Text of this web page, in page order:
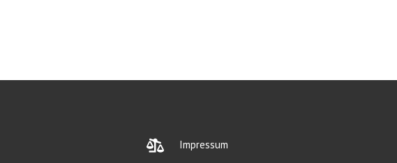
 Impressum